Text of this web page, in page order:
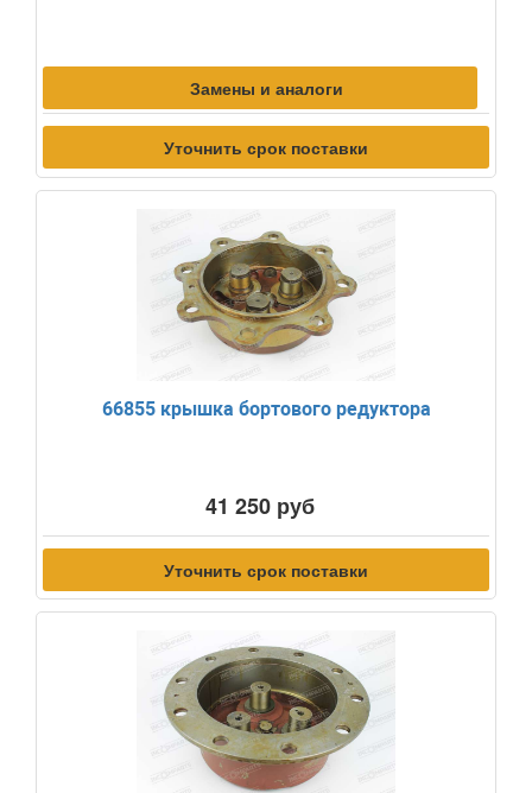
Замены и аналоги
Уточнить срок поставки
66855 крышка бортового редуктора
41 250 руб
Уточнить срок поставки